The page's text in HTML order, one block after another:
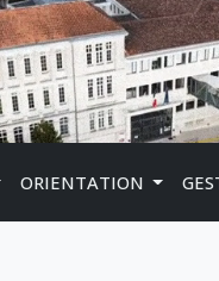
ORIENTATION